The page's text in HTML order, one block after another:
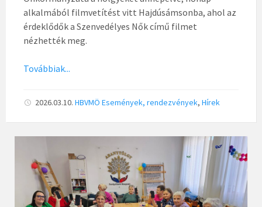
alkalmából filmvetítést vitt Hajdúsámsonba, ahol az
érdeklődők a Szenvedélyes Nők című filmet
nézhették meg.
Továbbiak...
2026.03.10. HBVMÖ Események, rendezvények, Hírek